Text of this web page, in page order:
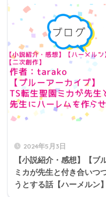
2024年5月3日
【小説紹介・感想】【ブ
ミカが先生と付き合いつ
うとする話【ハーメルン